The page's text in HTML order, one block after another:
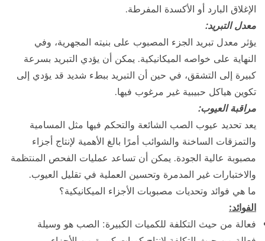
الإغلاق البارد أو الأكسدة المفرطة.
معدل التبريد:
يؤثر معدل تبريد الجزء المصبوب على بنيته المجهرية، وفي
النهاية على خواصه الميكانيكية. يمكن أن يؤدي التبريد بسرعة
كبيرة إلى التشقق، في حين أن التبريد ببطء شديد قد يؤدي إلى
تكوين هياكل حبيبية غير مرغوب فيها.
مراقبة العيوب:
يعد تحديد عيوب الصب الشائعة والتحكم فيها مثل المسامية
والتمزقات الساخنة والشوائب أمرًا بالغ الأهمية لإنتاج أجزاء
مصبوبة عالية الجودة. يمكن أن تساعد عمليات الفحص المنتظمة
والاختبارات غير المدمرة وتحسين العملية في تقليل العيوب.
ما هي فوائد وتحديات مصبوبات الأجزاء الميكانيكية؟
الفوائد:
فعالة من حيث التكلفة للكميات الكبيرة: الصب هو وسيلة